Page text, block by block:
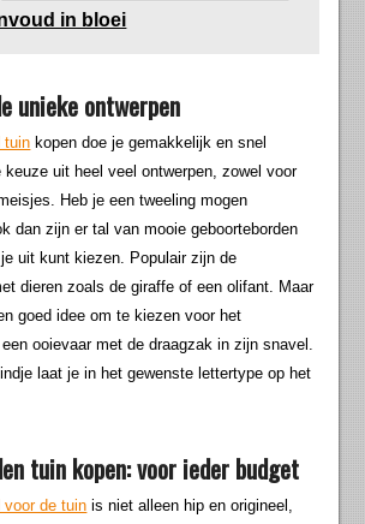
in bloei
unieke ontwerpen
tuin kopen doe je gemakkelijk en snel
keuze uit heel veel ontwerpen, zowel voor
Heb je een tweeling mogen
dan zijn er tal van mooie geboorteborden
uit kunt kiezen. Populair zijn de
dieren zoals de giraffe of een olifant. Maar
goed idee om te kiezen voor het
ooievaar met de draagzak in zijn snavel.
laat je in het gewenste lettertype op het
tuin kopen: voor ieder budget
voor de tuin is niet alleen hip en origineel,